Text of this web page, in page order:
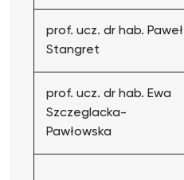
prof. ucz. dr hab. Paweł
Stangret
prof. ucz. dr hab. Ewa
Szczeglacka-
Pawłowska